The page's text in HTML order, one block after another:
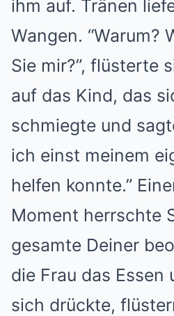
ihm auf. Tränen
Wangen. “Warum?
Sie mir?”, flüsterte
auf das Kind, das
schmiegte und
ich einst meinem
helfen konnte.”
Moment herrschte
gesamte Deiner
die Frau das Essen
sich drückte,